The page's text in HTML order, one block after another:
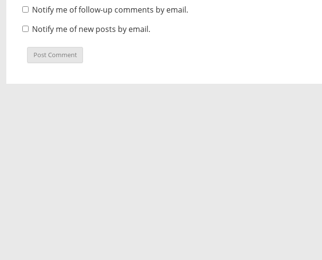
Notify me of follow-up comments by email.
Notify me of new posts by email.